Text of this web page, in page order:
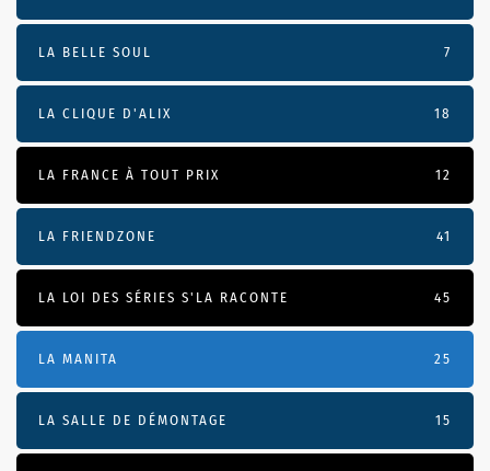
LA BELLE SOUL 7
LA CLIQUE D'ALIX 18
LA FRANCE À TOUT PRIX 12
LA FRIENDZONE 41
LA LOI DES SÉRIES S'LA RACONTE 45
LA MANITA 25
LA SALLE DE DÉMONTAGE 15